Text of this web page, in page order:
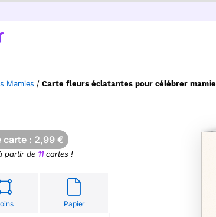
Mamies / Carte fleurs éclatantes pour célébrer mamie
carte : 2,99 €
partir de 11cartes !
Papier